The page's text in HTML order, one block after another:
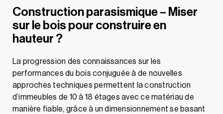
Construction parasismique – Miser
sur le bois pour construire en
hauteur ?
La progression des connaissances sur les
performances du bois conjuguée à de nouvelles
approches techniques permettent la construction
d’immeubles de 10 à 18 étages avec ce matériau de
manière fiable, grâce à un dimensionnement se basant